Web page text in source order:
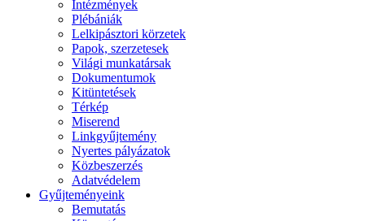
Intézmények
Plébániák
Lelkipásztori körzetek
Papok, szerzetesek
Világi munkatársak
Dokumentumok
Kitüntetések
Térkép
Miserend
Linkgyűjtemény
Nyertes pályázatok
Közbeszerzés
Adatvédelem
Gyűjteményeink
Bemutatás